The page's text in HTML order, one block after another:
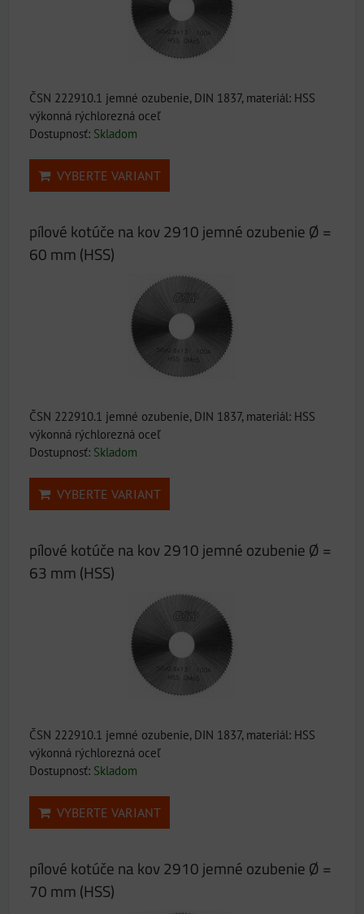
ČSN 222910.1 jemné ozubenie, DIN 1837, materiál: HSS
výkonná rýchlorezná oceľ
Dostupnosť: Skladom
VYBERTE VARIANT
pílové kotúče na kov 2910 jemné ozubenie Ø =
60 mm (HSS)
ČSN 222910.1 jemné ozubenie, DIN 1837, materiál: HSS
výkonná rýchlorezná oceľ
Dostupnosť: Skladom
VYBERTE VARIANT
pílové kotúče na kov 2910 jemné ozubenie Ø =
63 mm (HSS)
ČSN 222910.1 jemné ozubenie, DIN 1837, materiál: HSS
výkonná rýchlorezná oceľ
Dostupnosť: Skladom
VYBERTE VARIANT
pílové kotúče na kov 2910 jemné ozubenie Ø =
70 mm (HSS)